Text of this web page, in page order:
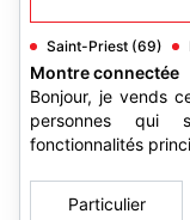
Saint-Priest (69)
Montre connectée
Bonjour, je vends
personnes qui
fonctionnalités
Particulier